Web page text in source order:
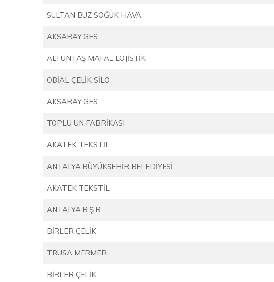
SULTAN BUZ SOĞUK HAVA
AKSARAY GES
ALTUNTAŞ MAFAL LOJİSTİK
OBİAL ÇELİK SİLO
AKSARAY GES
TOPLU UN FABRİKASI
AKATEK TEKSTİL
ANTALYA BÜYÜKŞEHİR BELEDİYESİ
AKATEK TEKSTİL
ANTALYA B.Ş.B
BİRLER ÇELİK
TRUSA MERMER
BİRLER ÇELİK